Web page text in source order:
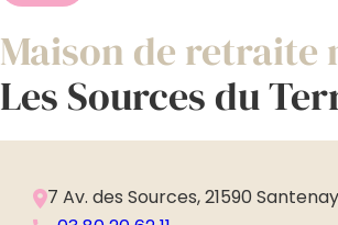
Maison de retraite
Les Sources du
7 Av. des Sources, 21590